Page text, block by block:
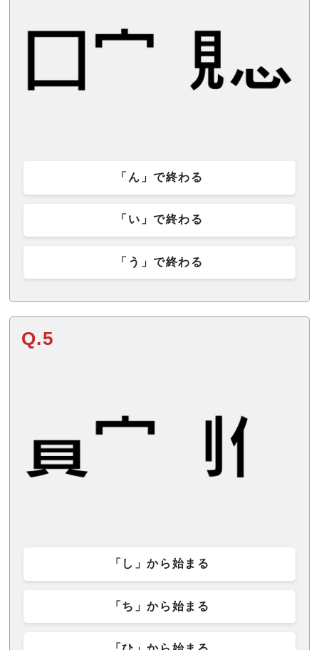
「ん」で終わる
「い」で終わる
「う」で終わる
Q.5
「し」から始まる
「ち」から始まる